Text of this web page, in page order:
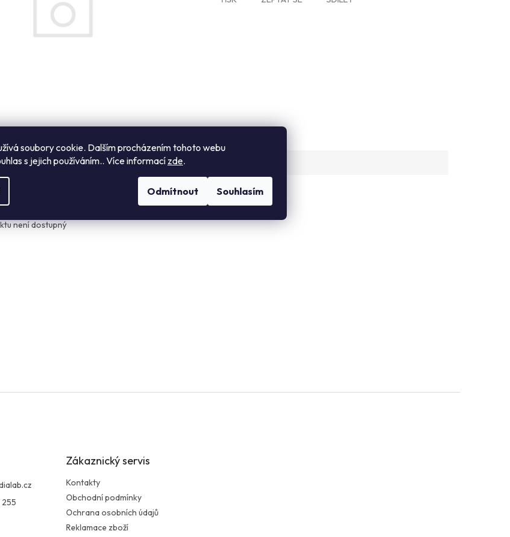
soubory cookie. Dalším procházením tohoto webu
s jejich používáním.. Více informacízde.
Odmítnout Souhlasím
Návod k použití Hodnocení Diskuze
produktu
není dostupný
Zákaznický servis
Kontakty
Obchodní podmínky
Ochrana osobních údajů
Reklamace zboží